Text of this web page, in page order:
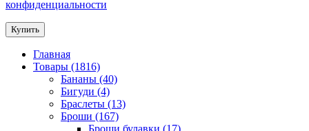
конфиденциальности
Купить
Главная
Товары (1816)
Бананы (40)
Бигуди (4)
Браслеты (13)
Броши (167)
Броши булавки (17)